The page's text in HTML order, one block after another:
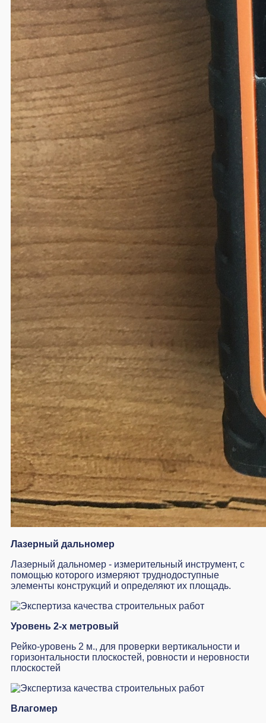
Лазерный дальномер
Лазерный дальномер - измерительный инструмент, с
помощью которого измеряют труднодоступные
элементы конструкций и определяют их площадь.
Уровень 2-х метровый
Рейко-уровень 2 м., для проверки вертикальности и
горизонтальности плоскостей, ровности и неровности
плоскостей
Влагомер